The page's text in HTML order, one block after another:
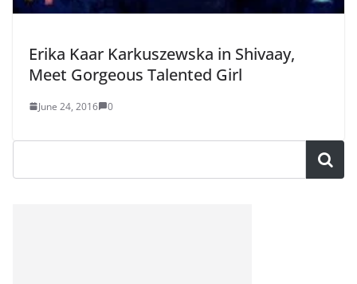
Erika Kaar Karkuszewska in Shivaay,
Meet Gorgeous Talented Girl
June 24, 2016 0